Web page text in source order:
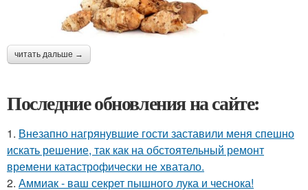
читать дальше →
Последние обновления на сайте:
1. Внезапно нагрянувшие гости заставили меня спешно
искать решение, так как на обстоятельный ремонт
времени катастрофически не хватало.
2. Аммиак - ваш секрет пышного лука и чеснока!